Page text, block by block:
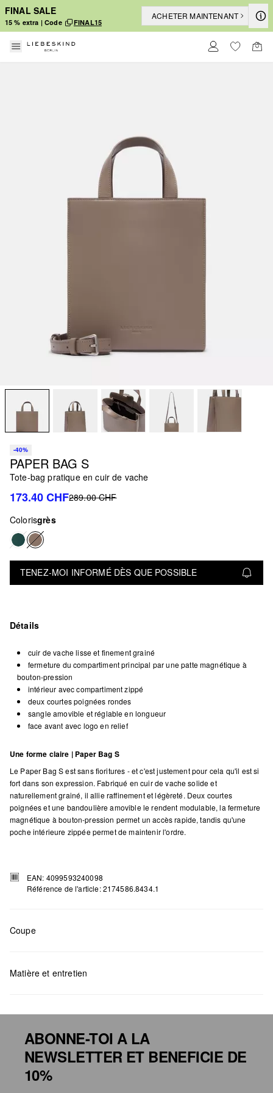
FINAL SALE
15 % extra | Code FINAL15
ACHETER MAINTENANT
-40%
PAPER BAG S
Tote-bag pratique en cuir de vache
173.40 CHF289.00 CHF
Colorisgrès
TENEZ-MOI INFORMÉ DÈS QUE POSSIBLE
Détails
cuir de vache lisse et finement grainé
fermeture du compartiment principal par une patte magnétique à
bouton-pression
intérieur avec compartiment zippé
deux courtes poignées rondes
sangle amovible et réglable en longueur
face avant avec logo en relief
Une forme claire | Paper Bag S
Le Paper Bag S est sans fioritures - et c'est justement pour cela qu'il est si
fort dans son expression. Fabriqué en cuir de vache solide et
naturellement grainé, il allie raffinement et légèreté. Deux courtes
poignées et une bandoulière amovible le rendent modulable, la fermeture
magnétique à bouton-pression permet un accès rapide, tandis qu'une
poche intérieure zippée permet de maintenir l'ordre.
EAN: 4099593240098
Référence de l'article: 2174586.8434.1
Coupe
Matière et entretien
Ne pas mettre au sèche-linge
ABONNE-TOI A LA
NEWSLETTER ET BENEFICIE DE
10%